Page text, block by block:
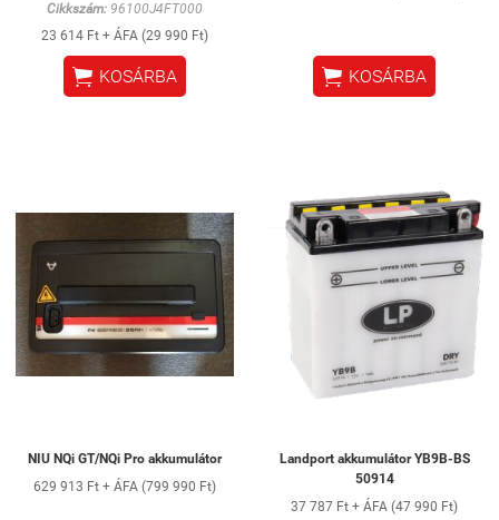
Cikkszám: 96100J4FT000
23 614 Ft + ÁFA (29 990 Ft)
 KOSÁRBA  KOSÁRBA
NIU NQi GT/NQi Pro akkumulátor
629 913 Ft + ÁFA (799 990 Ft)
Landport akkumulátor YB9B-BS
50914
37 787 Ft + ÁFA (47 990 Ft)